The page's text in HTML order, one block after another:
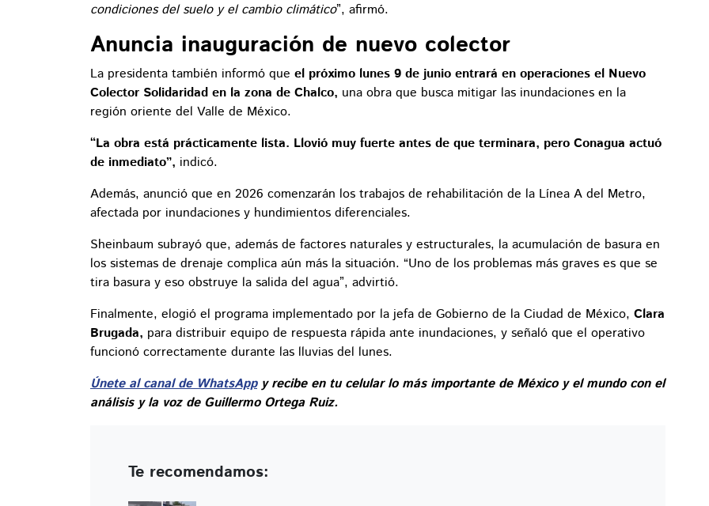
condiciones del suelo y el cambio climático”, afirmó.
Anuncia inauguración de nuevo colector
La presidenta también informó que el próximo lunes 9 de junio entrará en operaciones el Nuevo
Colector Solidaridad en la zona de Chalco, una obra que busca mitigar las inundaciones en la
región oriente del Valle de México.
“La obra está prácticamente lista. Llovió muy fuerte antes de que terminara, pero Conagua actuó
de inmediato”, indicó.
Además, anunció que en 2026 comenzarán los trabajos de rehabilitación de la Línea A del Metro,
afectada por inundaciones y hundimientos diferenciales.
Sheinbaum subrayó que, además de factores naturales y estructurales, la acumulación de basura en
los sistemas de drenaje complica aún más la situación. “Uno de los problemas más graves es que se
tira basura y eso obstruye la salida del agua”, advirtió.
Finalmente, elogió el programa implementado por la jefa de Gobierno de la Ciudad de México, Clara
Brugada, para distribuir equipo de respuesta rápida ante inundaciones, y señaló que el operativo
funcionó correctamente durante las lluvias del lunes.
Únete al canal de WhatsAppy recibe en tu celular lo más importante de México y el mundo con el
análisis y la voz de Guillermo Ortega Ruiz.
Te recomendamos: